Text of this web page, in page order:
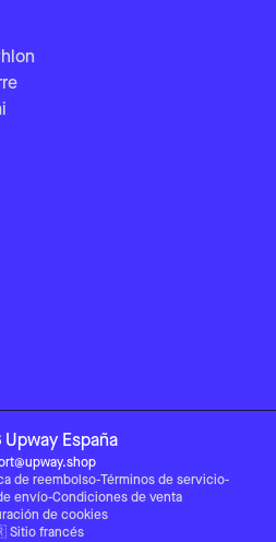
Upway España
de reembolso-Términos de servicio-
envío-Condiciones de venta
de cookies
Sitio francés